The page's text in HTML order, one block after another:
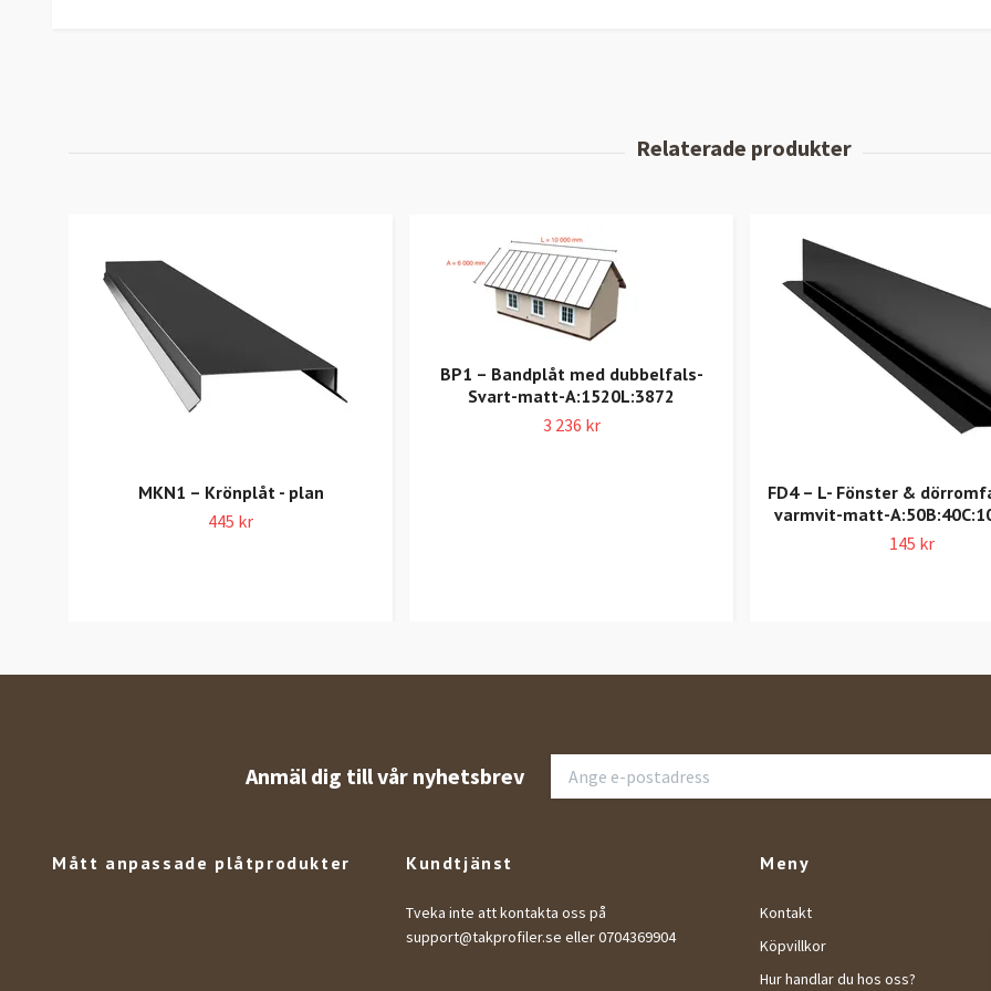
MKN1 – Krönplåt - plan
445 kr
BP1 – Bandplåt med dubbelfals-
Svart-matt-A:1520L:3872
3 236 kr
FD4 – L- Fönster &
varmvit-matt-
145 kr
Anmäl dig till vår nyhetsbrev
Mått anpassade plåtprodukter Kundtjänst
Tveka inte att kontakta oss på
support@takprofiler.se eller 0704369904
Meny
Kontakt
Köpvillkor
Hur handlar du hos oss?